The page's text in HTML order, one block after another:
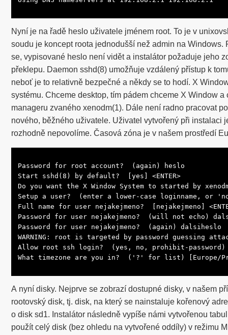
Nyní je na řadě heslo uživatele jménem root. To je v
soudu je koncept roota jednodušší než admin na Windows.
se, vypisované heslo není vidět a instalátor požaduje jeho
překlepu. Daemon sshd(8) umožňuje vzdálený přístup k
neboť je to relativně bezpečné a někdy se to hodí. X
systému. Chceme desktop, tím pádem chceme X Window
manageru zvaného xenodm(1). Dále není radno pracovat
nového, běžného uživatele. Uživatel vytvořený při instalaci
rozhodně nepovolíme. Časová zóna je v našem prostředí
Password for root account?  (again) heslo
Start sshd(8) by default?  [yes] <ENTER>
Do you want the X Window System to started by
Setup a user?  (enter a lower-case loginname, or
Full name for user nejakejmeno?  [nejakejmeno]
Password for user nejakejmeno?  (will not echo)
Password for user nejakejmeno?  (again) dalsiheslo
WARNING: root is targeted by password guessing
Allow root ssh login?  (yes, no, prohibit-password)
What timezone are you in?  ('?' for list) [Europe/
A nyní disky. Nejprve se zobrazí dostupné disky, v našem
rootovský disk, tj. disk, na který se nainstaluje kořenový
o disk sd1. Instalátor následně vypíše námi vytvořenou
použít celý disk (bez ohledu na vytvořené oddíly) v režimu